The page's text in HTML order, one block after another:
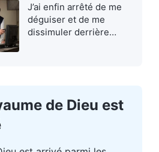
J’ai enfin arrêté de me
déguiser et de me
dissimuler derrière
de Dieu est